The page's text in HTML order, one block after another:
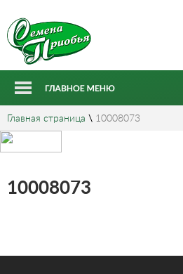
Главная страница \ 10008073
10008073